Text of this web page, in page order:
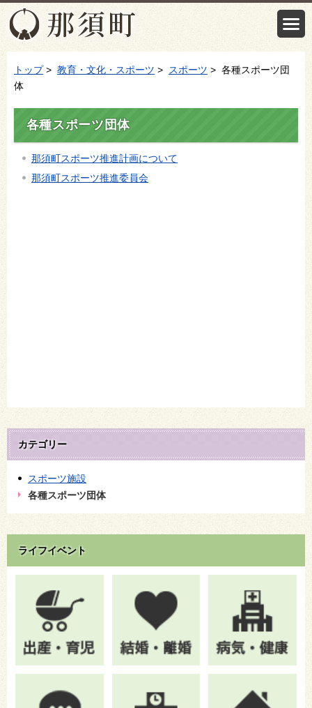
トップ> 教育・文化・スポーツ > スポーツ > 各種スポーツ団
体
各種スポーツ団体
那須町スポーツ推進計画について
那須町スポーツ推進委員会
カテゴリー
スポーツ施設
各種スポーツ団体
ライフイベント